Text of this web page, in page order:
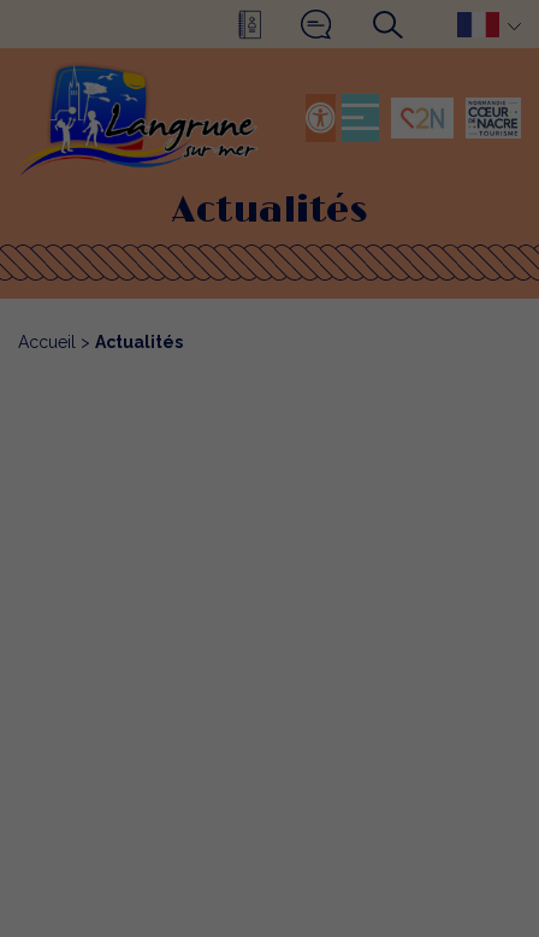
Actualités
Accueil > Actualités